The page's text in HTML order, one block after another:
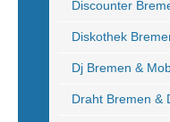
Discounter
Diskothek
Dj Bremen &
Draht Bremen &